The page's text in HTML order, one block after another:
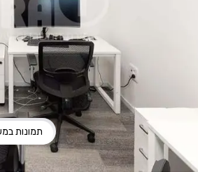
תמונות